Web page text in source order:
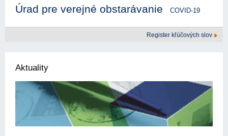
Úrad pre verejné obstarávanie COVID-19
Register kľúčových slov
Aktuality